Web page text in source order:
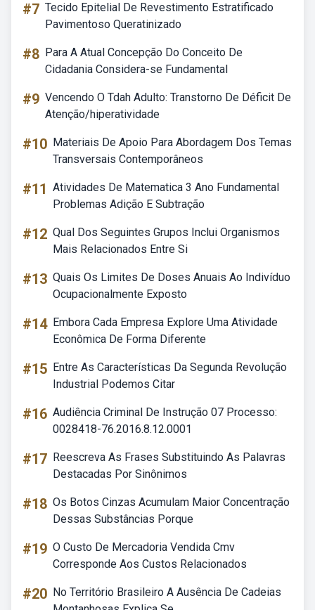
#7 Tecido Epitelial De Revestimento Estratificado
Pavimentoso Queratinizado
#8 Para A Atual Concepção Do Conceito De
Cidadania Considera-se Fundamental
#9 Vencendo O Tdah Adulto: Transtorno De Déficit De
Atenção/hiperatividade
#10 Materiais De Apoio Para Abordagem Dos Temas
Transversais Contemporâneos
#11 Atividades De Matematica 3 Ano Fundamental
Problemas Adição E Subtração
#12 Qual Dos Seguintes Grupos Inclui Organismos
Mais Relacionados Entre Si
#13 Quais Os Limites De Doses Anuais Ao Indivíduo
Ocupacionalmente Exposto
#14 Embora Cada Empresa Explore Uma Atividade
Econômica De Forma Diferente
#15 Entre As Características Da Segunda Revolução
Industrial Podemos Citar
#16 Audiência Criminal De Instrução 07 Processo:
0028418-76.2016.8.12.0001
#17 Reescreva As Frases Substituindo As Palavras
Destacadas Por Sinônimos
#18 Os Botos Cinzas Acumulam Maior Concentração
Dessas Substâncias Porque
#19 O Custo De Mercadoria Vendida Cmv
Corresponde Aos Custos Relacionados
#20 No Território Brasileiro A Ausência De Cadeias